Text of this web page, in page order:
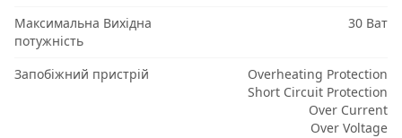
Максимальна Вихідна
потужність
30 Ват
Запобіжний пристрій
Overheating Protection
Short Circuit Protection
Over Current
Over Voltage